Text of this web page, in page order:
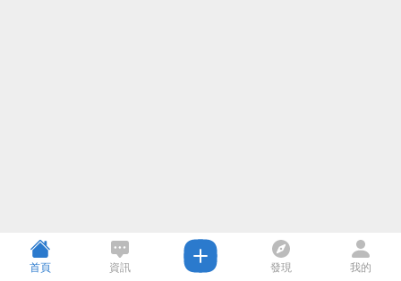
首頁 資訊 發現 我的